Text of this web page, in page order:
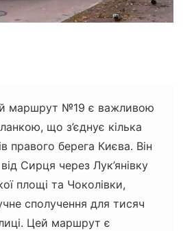
маршрут №19 є важливою
що з’єднує кілька
правого берега Києва. Він
Сирця через Лук’янівку
площі та Чоколівки,
сполучення для тисяч
Цей маршрут є